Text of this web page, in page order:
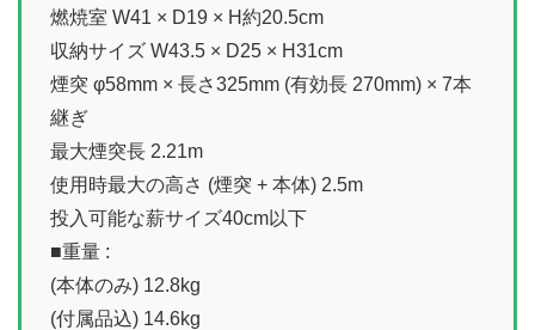
燃焼室 W41 × D19 × H約20.5cm
収納サイズ W43.5 × D25 × H31cm
煙突 φ58mm × 長さ325mm (有効長 270mm) × 7本
継ぎ
最大煙突長 2.21m
使用時最大の高さ (煙突 + 本体) 2.5m
投入可能な薪サイズ40cm以下
■重量 :
(本体のみ) 12.8kg
(付属品込) 14.6kg